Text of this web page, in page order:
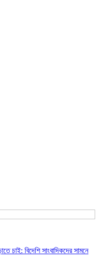
চাই: বিদেশি সাংবাদিকদের সামনে